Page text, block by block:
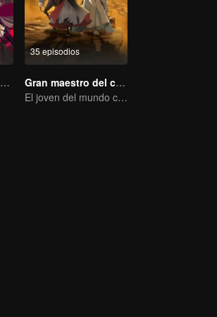
National Husband Bring Home SS1
35 episodios
Gran maestro del cultivo demoníaco
El joven del mundo celestial erradica males por el pueblo